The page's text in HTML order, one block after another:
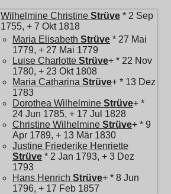
Wilhelmine Christine Strüve * 2 Sep
1755, + 7 Okt 1818
Maria Elisabeth Strüve * 27 Mai
1779, + 27 Mai 1779
Luise Charlotte Strüve+ * 22 Nov
1780, + 23 Okt 1808
Maria Catharina Strüve+ * 13 Dez
1783
Dorothea Wilhelmine Strüve+ *
24 Jun 1785, + 17 Jul 1828
Christine Wilhelmine Strüve+ * 9
Apr 1789, + 13 Mär 1830
Justine Friederike Henriette
Strüve * 2 Jan 1793, + 3 Dez
1793
Hans Henrich Strüve+ * 8 Jun
1796, + 17 Feb 1857